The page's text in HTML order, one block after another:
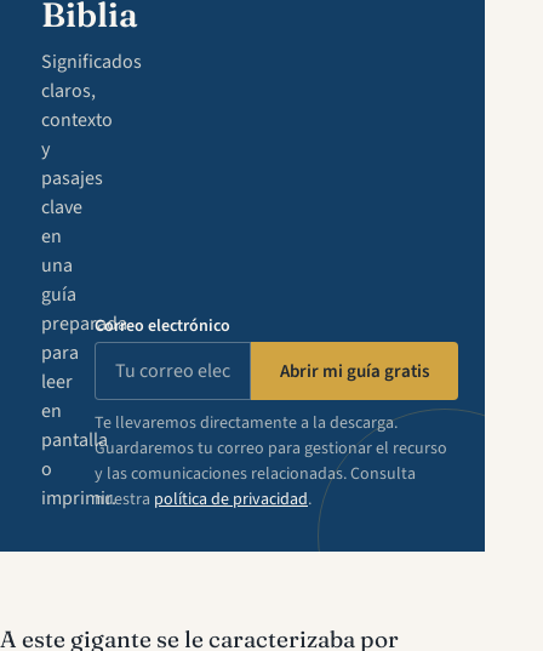
Biblia
Significados
claros,
contexto
y
pasajes
clave
en
una
guía
preparada
para
leer
en
pantalla
o
imprimir.
Correo electrónico
Abrir mi guía gratis
Te llevaremos directamente a la descarga.
Guardaremos tu correo para gestionar el recurso
y las comunicaciones relacionadas. Consulta
nuestra política de privacidad.
A este gigante se le caracterizaba por